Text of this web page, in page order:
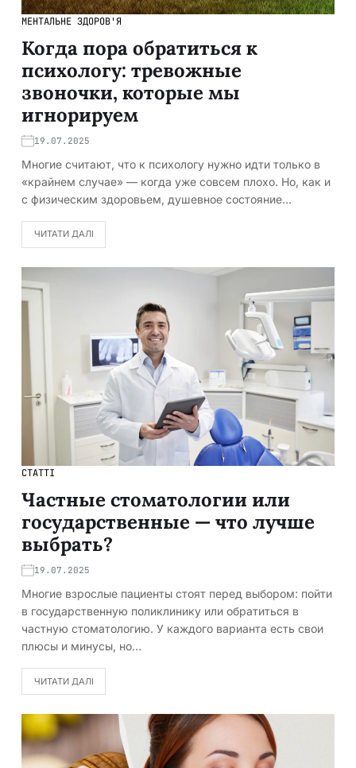
МЕНТАЛЬНЕ ЗДОРОВ'Я
Когда пора обратиться к
психологу: тревожные
звоночки, которые мы
игнорируем
19.07.2025
Многие считают, что к психологу нужно идти только в
«крайнем случае» — когда уже совсем плохо. Но, как и
с физическим здоровьем, душевное состояние…
ЧИТАТИ ДАЛІ
СТАТТІ
Частные стоматологии или
государственные — что лучше
выбрать?
19.07.2025
Многие взрослые пациенты стоят перед выбором: пойти
в государственную поликлинику или обратиться в
частную стоматологию. У каждого варианта есть свои
плюсы и минусы, но…
ЧИТАТИ ДАЛІ